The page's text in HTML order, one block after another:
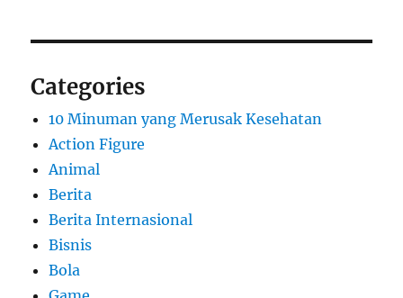
Categories
10 Minuman yang Merusak Kesehatan
Action Figure
Animal
Berita
Berita Internasional
Bisnis
Bola